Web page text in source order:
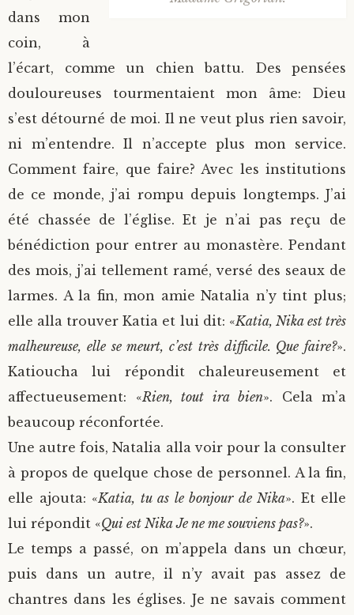
dans mon
coin, à
l’écart, comme un chien battu. Des pensées
douloureuses tourmentaient mon âme: Dieu
s’est détourné de moi. Il ne veut plus rien savoir,
ni m’entendre. Il n’accepte plus mon service.
Comment faire, que faire? Avec les institutions
de ce monde, j’ai rompu depuis longtemps. J’ai
été chassée de l’église. Et je n’ai pas reçu de
bénédiction pour entrer au monastère. Pendant
des mois, j’ai tellement ramé, versé des seaux de
larmes. A la fin, mon amie Natalia n’y tint plus;
elle alla trouver Katia et lui dit: «Katia, Nika est très
malheureuse, elle se meurt, c’est très difficile. Que faire?».
Katioucha lui répondit chaleureusement et
affectueusement: «Rien, tout ira bien». Cela m’a
beaucoup réconfortée.
Une autre fois, Natalia alla voir pour la consulter
à propos de quelque chose de personnel. A la fin,
elle ajouta: «Katia, tu as le bonjour de Nika». Et elle
lui répondit «Qui est Nika Je ne me souviens pas?».
Le temps a passé, on m’appela dans un chœur,
puis dans un autre, il n’y avait pas assez de
chantres dans les églises. Je ne savais comment